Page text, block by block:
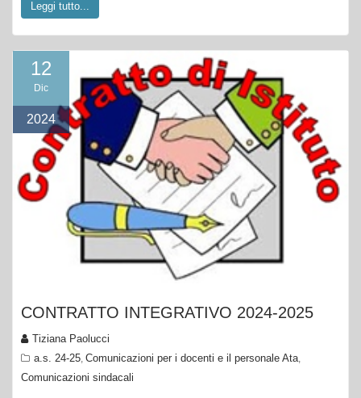
Leggi tutto...
12
Dic
2024
CONTRATTO INTEGRATIVO 2024-2025
Tiziana Paolucci
a.s. 24-25, Comunicazioni per i docenti e il personale Ata,
Comunicazioni sindacali